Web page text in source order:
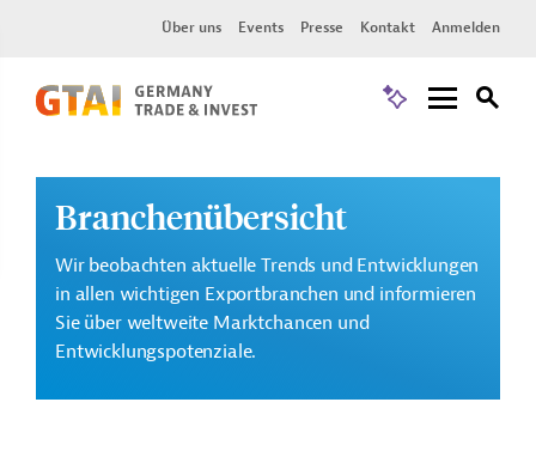
Über uns Events Presse Kontakt Anmelden
Branchenübersicht
Wir beobachten aktuelle Trends und Entwicklungen
in allen wichtigen Exportbranchen und informieren
Sie über weltweite Marktchancen und
Entwicklungspotenziale.